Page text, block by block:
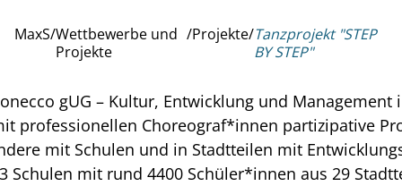
MaxS/Wettbewerbe und
Projekte
/Projekte/Tanzprojekt "STEP
BY STEP"
gUG – Kultur, Entwicklung und
professionellen Choreograf*innen partizipative
mit Schulen und in Stadtteilen mit
Schulen mit rund 4400 Schüler*innen aus 29